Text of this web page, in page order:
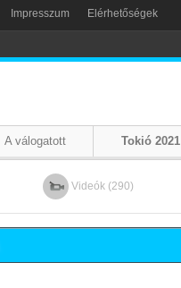
Impresszum Elérhetőségek
A válogatott Tokió 2021
Videók (290)